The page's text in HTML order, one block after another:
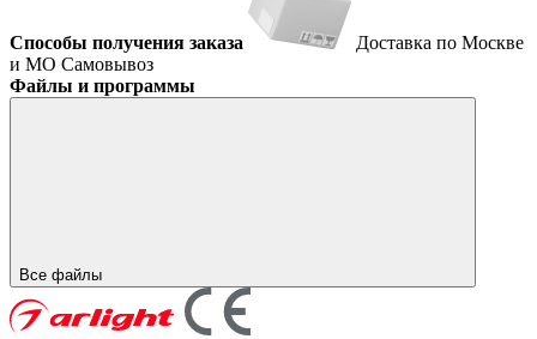
Способы получения заказа
Доставка по Москве
и МО Самовывоз
Файлы и программы
Все файлы